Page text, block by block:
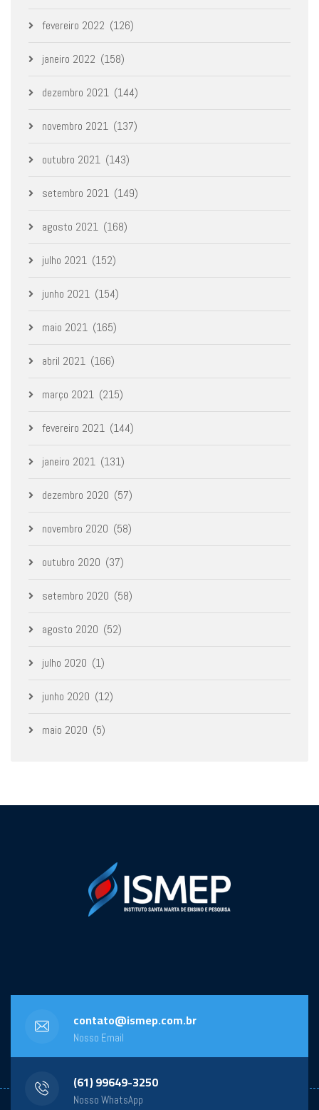
fevereiro 2022 (126)
janeiro 2022 (158)
dezembro 2021 (144)
novembro 2021 (137)
outubro 2021 (143)
setembro 2021 (149)
agosto 2021 (168)
julho 2021 (152)
junho 2021 (154)
maio 2021 (165)
abril 2021 (166)
março 2021 (215)
fevereiro 2021 (144)
janeiro 2021 (131)
dezembro 2020 (57)
novembro 2020 (58)
outubro 2020 (37)
setembro 2020 (58)
agosto 2020 (52)
julho 2020 (1)
junho 2020 (12)
maio 2020 (5)
contato@ismep.com.br
Nosso Email
(61) 99649-3250
Nosso WhatsApp